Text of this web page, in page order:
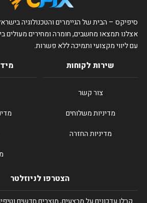
סיפיקס – הבית של הגיימרים והטכנולוגיה
אצלנו תמצאו מחשבים, חומרה ומחירים מעולים
עם ליווי מקצועי ותמיכה ללא פשרות.
שירות לקוחות
צור קשר
מדיניות משלוחים
מדיניות החזרה
הצטרפו לניוזלטר